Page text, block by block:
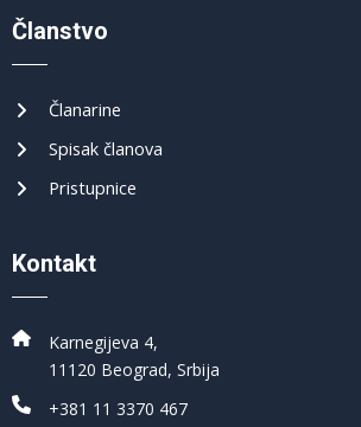
Članstvo
Članarine
Spisak članova
Pristupnice
Kontakt
Karnegijeva 4,
11120 Beograd, Srbija
+381 11 3370 467